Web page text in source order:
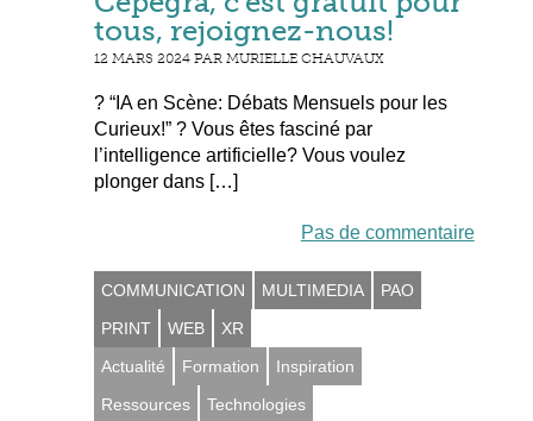
tous, rejoignez-nous!
12 MARS 2024 PAR MURIELLE CHAUVAUX
? “IA en Scène: Débats Mensuels pour les
Curieux!” ? Vous êtes fasciné par
l’intelligence artificielle? Vous voulez
plonger dans […]
Pas de commentaire
COMMUNICATION MULTIMEDIA
PAO
PRINT
WEB
XR
Actualité
Formation
Inspiration
Ressources
Technologies